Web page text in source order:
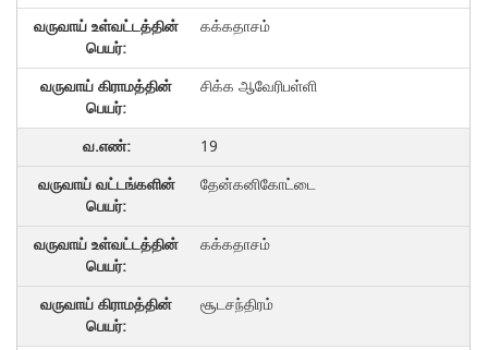
கக்கதாசம்
சிக்க ஆவேரிபள்ளி
19
தேன்கனிகோட்டை
கக்கதாசம்
சூடசந்திரம்